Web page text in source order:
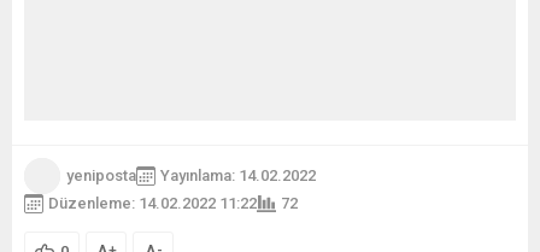
yeniposta
Yayınlama: 14.02.2022
Düzenleme: 14.02.2022 11:22
72